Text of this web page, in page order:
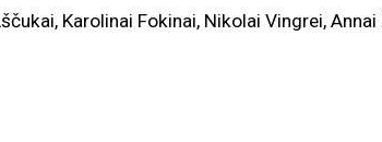
Karolinai Fokinai, Nikolai Vingrei, Annai